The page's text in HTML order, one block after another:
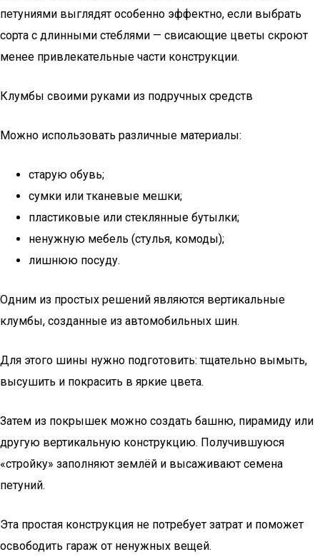
петуниями выглядят особенно эффектно, если выбрать
сорта с длинными стеблями — свисающие цветы скроют
менее привлекательные части конструкции.
Клумбы своими руками из подручных средств
Можно использовать различные материалы:
старую обувь;
сумки или тканевые мешки;
пластиковые или стеклянные бутылки;
ненужную мебель (стулья, комоды);
лишнюю посуду.
Одним из простых решений являются вертикальные
клумбы, созданные из автомобильных шин.
Для этого шины нужно подготовить: тщательно вымыть,
высушить и покрасить в яркие цвета.
Затем из покрышек можно создать башню, пирамиду или
другую вертикальную конструкцию. Получившуюся
«стройку» заполняют землёй и высаживают семена
петуний.
Эта простая конструкция не потребует затрат и поможет
освободить гараж от ненужных вещей.